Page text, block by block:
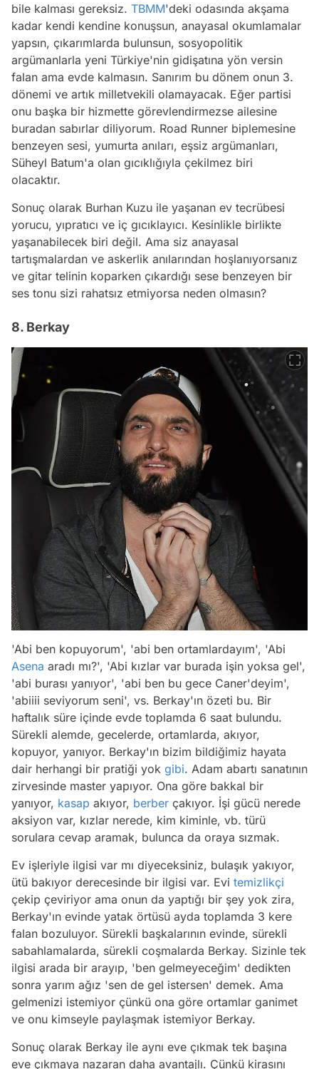
bile kalması gereksiz. TBMM'deki odasında akşama
kadar kendi kendine konuşsun, anayasal okumlamalar
yapsın, çıkarımlarda bulunsun, sosyopolitik
argümanlarla yeni Türkiye'nin gidişatına yön versin
falan ama evde kalmasın. Sanırım bu dönem onun 3.
dönemi ve artık milletvekili olamayacak. Eğer partisi
onu başka bir hizmette görevlendirmezse ailesine
buradan sabırlar diliyorum. Road Runner biplemesine
benzeyen sesi, yumurta anıları, eşsiz argümanları,
Süheyl Batum'a olan gıcıklığıyla çekilmez biri
olacaktır.
Sonuç olarak Burhan Kuzu ile yaşanan ev tecrübesi
yorucu, yıpratıcı ve iç gıcıklayıcı. Kesinlikle birlikte
yaşanabilecek biri değil. Ama siz anayasal
tartışmalardan ve askerlik anılarından hoşlanıyorsanız
ve gitar telinin koparken çıkardığı sese benzeyen bir
ses tonu sizi rahatsız etmiyorsa neden olmasın?
8. Berkay
'Abi ben kopuyorum', 'abi ben ortamlardayım', 'Abi
Asena aradı mı?', 'Abi kızlar var burada işin yoksa gel',
'abi burası yanıyor', 'abi ben bu gece Caner'deyim',
'abiiii seviyorum seni', vs. Berkay'ın özeti bu. Bir
haftalık süre içinde evde toplamda 6 saat bulundu.
Sürekli alemde, gecelerde, ortamlarda, akıyor,
kopuyor, yanıyor. Berkay'ın bizim bildiğimiz hayata
dair herhangi bir pratiği yok gibi. Adam abartı sanatının
zirvesinde master yapıyor. Ona göre bakkal bir
yanıyor, kasap akıyor, berber çakıyor. İşi gücü nerede
aksiyon var, kızlar nerede, kim kiminle, vb. türü
sorulara cevap aramak, bulunca da oraya sızmak.
Ev işleriyle ilgisi var mı diyeceksiniz, bulaşık yakıyor,
ütü bakıyor derecesinde bir ilgisi var. Evi temizlikçi
çekip çeviriyor ama onun da yaptığı bir şey yok zira,
Berkay'ın evinde yatak örtüsü ayda toplamda 3 kere
falan bozuluyor. Sürekli başkalarının evinde, sürekli
sabahlamalarda, sürekli coşmalarda Berkay. Sizinle tek
ilgisi arada bir arayıp, 'ben gelmeyeceğim' dedikten
sonra yarım ağız 'sen de gel istersen' demek. Ama
gelmenizi istemiyor çünkü ona göre ortamlar ganimet
ve onu kimseyle paylaşmak istemiyor Berkay.
Sonuç olarak Berkay ile aynı eve çıkmak tek başına
eve çıkmaya nazaran daha avantajlı. Çünkü kirasını